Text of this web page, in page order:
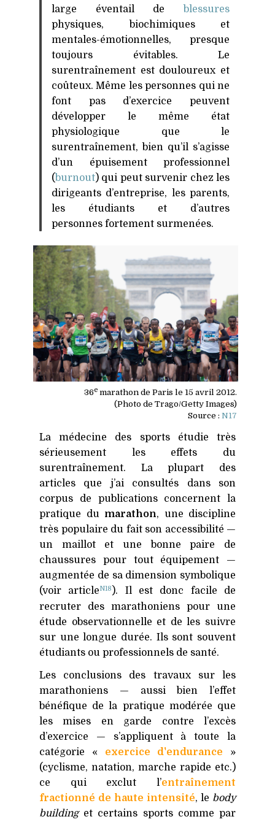
large éventail de
blessures
physiques, biochimiques et
mentales-émotionnelles, presque
toujours évitables. Le
surentraînement est douloureux et
coûteux. Même les personnes qui ne
font pas d’exercice peuvent
développer le même état
physiologique que le
surentraînement, bien qu’il s’agisse
d’un épuisement professionnel
( burnout) qui peut survenir chez les
dirigeants d’entreprise, les parents,
les étudiants et d’autres
personnes fortement surmenées.
36e marathon de Paris le 15 avril 2012.
(Photo de Trago/Getty Images)
Source : N17
La médecine des sports étudie très
sérieusement les effets du
surentraînement. La plupart des
articles que j’ai consultés dans son
corpus de publications concernent la
pratique du marathon, une discipline
très populaire du fait son accessibilité —
un maillot et une bonne paire de
chaussures pour tout équipement —
augmentée de sa dimension symbolique
(voir articleN18). Il est donc facile de
recruter des marathoniens pour une
étude observationnelle et de les suivre
sur une longue durée. Ils sont souvent
étudiants ou professionnels de santé.
Les conclusions des travaux sur les
marathoniens — aussi bien l’effet
bénéfique de la pratique modérée que
les mises en garde contre l’excès
d’exercice — s’appliquent à toute la
catégorie « exercice d'endurance »
(cyclisme, natation, marche rapide etc.)
ce qui exclut l’entraînement
fractionné de haute intensité, le body
buildinget certains sports comme par